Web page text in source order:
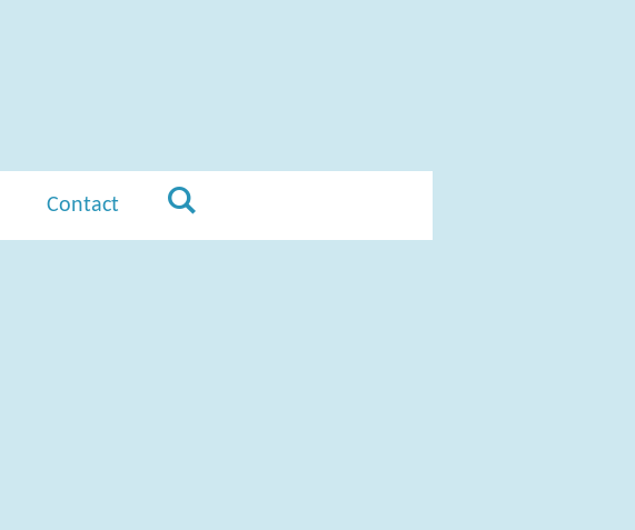
Contact